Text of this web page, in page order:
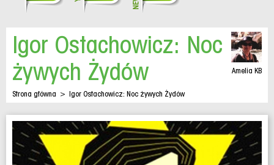
Amelia KB
Igor Ostachowicz: Noc
żywych Żydów
Strona główna > Igor Ostachowicz: Noc żywych Żydów